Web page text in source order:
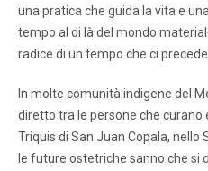
una pratica che guida la vita e
tempo al di là del mondo
radice di un tempo che ci precede.
In molte comunità indigene del
diretto tra le persone che curano
Triquis di San Juan Copala, nello
le future ostetriche sanno che si